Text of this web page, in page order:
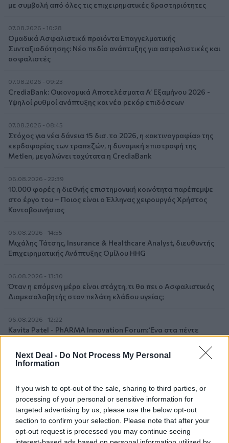
Next Deal - Do Not Process My Personal
Information
If you wish to opt-out of the sale, sharing to third parties, or
processing of your personal or sensitive information for
targeted advertising by us, please use the below opt-out
section to confirm your selection. Please note that after your
opt-out request is processed you may continue seeing
με συμβολή από όλες τις επιχειρηματικές δραστηριότητες
07.08.2026 - 10:28
Ομαδικά Ασφαλιστικά προϊόντα Επαγγελματικής
Συνταξιοδότησης: Νέο πεδίο ανάπτυξης για ασφαλιστικές και
ασφαλιστές
07.08.2026 - 09:23
CrediaBank: Οικονομικά Αποτελέσματα A’ Εξαμήνου 2026 -
Υψηλοί ρυθμοί ανάπτυξης και νέα ρεκόρ επιδόσεων
07.08.2026 - 08:45
Στόχος για νέα δάνεια 15 δισ. το 2026, η «ακτινογραφία» της
κερδοφορίας των τραπεζών, η δυναμική επιστροφή της
Metlen, μεγαλώνει ταχύτατα η CrediaBank
06.08.2026 - 22:39
10.000 φορές η διεθνής επιστημονική κοινότητα παρέπεμψε
στο έργο του – Ποιος είναι ο Έλληνας χειρουργός Χρήστος
Κοντοβουνήσιος
06.08.2026 - 14:55
Μιχάλης Τάτσης, Insurance & Healthcare Analyst, διευθυντής
Επιχειρηματικής Ανάπτυξης Ομίλου HHG
06.08.2026 - 13:30
Όταν η επόμενη μέρα είναι στάχτη, τι θα πει ο Ασφαλιστικός
Διαμεσολαβητής στον πελάτη κλάδου υγείας;
06.08.2026 - 12:22
Kavita Patel - PhARMA Innovation Forum: Ένα στα πέντε
06.08.2026 - 11:37
06.08.2026 - 10:45
Ευρώπη: Μπορεί η κλιματική αλλαγή να οδηγήσει σε
ενεργειακή κρίση;